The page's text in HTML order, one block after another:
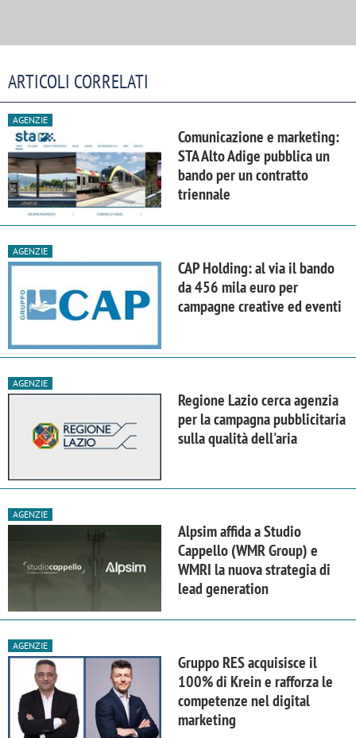
ARTICOLI CORRELATI
AGENZIE
Comunicazione e marketing:
STA Alto Adige pubblica un
bando per un contratto
triennale
AGENZIE
CAP Holding: al via il bando
da 456 mila euro per
campagne creative ed eventi
AGENZIE
Regione Lazio cerca agenzia
per la campagna pubblicitaria
sulla qualità dell'aria
AGENZIE
Alpsim affida a Studio
Cappello (WMR Group) e
WMRI la nuova strategia di
lead generation
AGENZIE
Gruppo RES acquisisce il
100% di Krein e rafforza le
competenze nel digital
marketing